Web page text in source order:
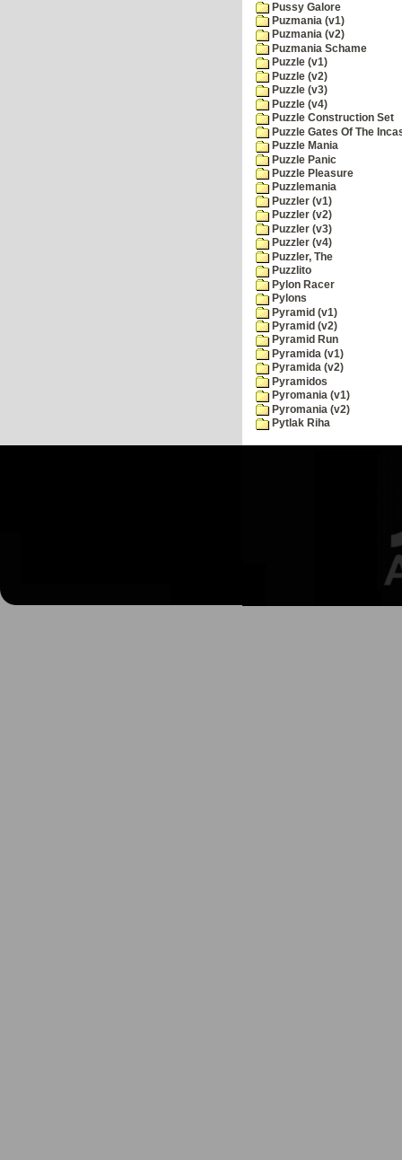
Pussy Galore
Puzmania (v1)
Puzmania (v2)
Puzmania Schame
Puzzle (v1)
Puzzle (v2)
Puzzle (v3)
Puzzle (v4)
Puzzle Construction Set
Puzzle Gates Of The
Puzzle Mania
Puzzle Panic
Puzzle Pleasure
Puzzlemania
Puzzler (v1)
Puzzler (v2)
Puzzler (v3)
Puzzler (v4)
Puzzler, The
Puzzlito
Pylon Racer
Pylons
Pyramid (v1)
Pyramid (v2)
Pyramid Run
Pyramida (v1)
Pyramida (v2)
Pyramidos
Pyromania (v1)
Pyromania (v2)
Pytlak Riha